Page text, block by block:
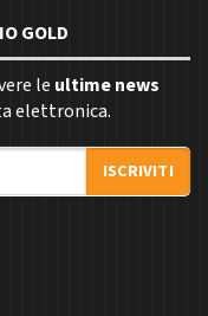
GOLD
le ultime news
elettronica.
ISCRIVITI